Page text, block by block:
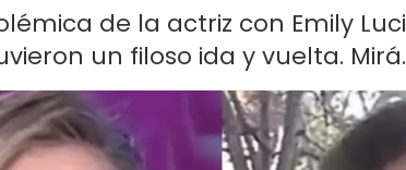
de la actriz con Emily
un filoso ida y vuelta. Mirá.